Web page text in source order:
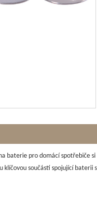
baterie pro domácí
součástí spojující